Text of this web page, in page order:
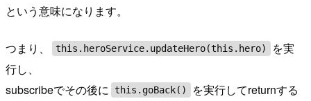
という意味になります。
つまり、 this.heroService.updateHero(this.hero)
を実
行し、
subscribeでその後に this.goBack()
を実行してreturnする